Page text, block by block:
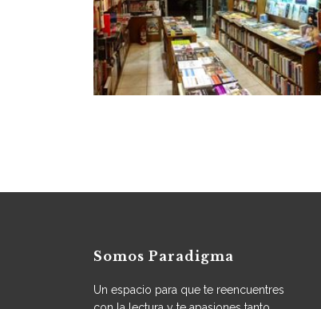
Somos Paradigma
Un espacio para que te reencuentres